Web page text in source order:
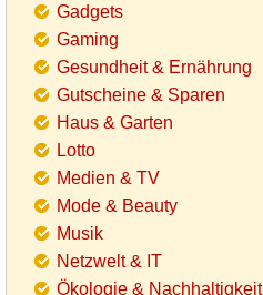
Gadgets
Gaming
Gesundheit & Ernährung
Gutscheine & Sparen
Haus & Garten
Lotto
Medien & TV
Mode & Beauty
Musik
Netzwelt & IT
Ökologie & Nachhaltigkeit